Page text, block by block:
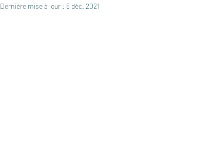
Dernière mise à jour : 8 déc. 2021